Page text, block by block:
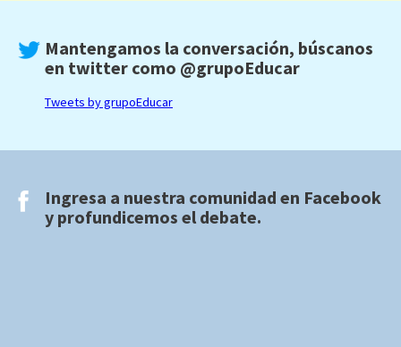
Mantengamos la conversación, búscanos
en twitter como @grupoEducar
Tweets by grupoEducar
Ingresa a nuestra comunidad en Facebook
y profundicemos el debate.